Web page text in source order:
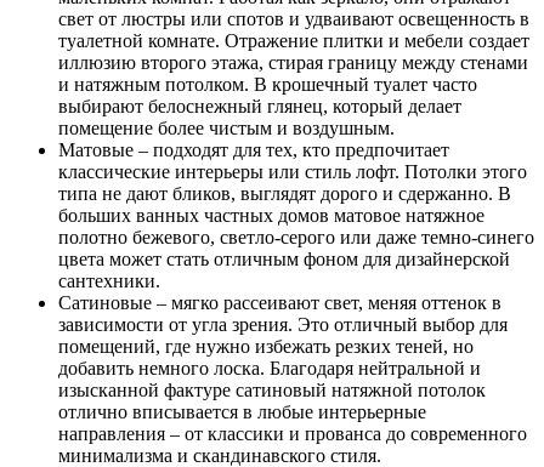
свет от люстры или спотов и удваивают освещенность в
туалетной комнате. Отражение плитки и мебели создает
иллюзию второго этажа, стирая границу между стенами
и натяжным потолком. В крошечный туалет часто
выбирают белоснежный глянец, который делает
помещение более чистым и воздушным.
Матовые – подходят для тех, кто предпочитает
классические интерьеры или стиль лофт. Потолки этого
типа не дают бликов, выглядят дорого и сдержанно. В
больших ванных частных домов матовое натяжное
полотно бежевого, светло-серого или даже темно-синего
цвета может стать отличным фоном для дизайнерской
сантехники.
Сатиновые – мягко рассеивают свет, меняя оттенок в
зависимости от угла зрения. Это отличный выбор для
помещений, где нужно избежать резких теней, но
добавить немного лоска. Благодаря нейтральной и
изысканной фактуре сатиновый натяжной потолок
отлично вписывается в любые интерьерные
направления – от классики и прованса до современного
минимализма и скандинавского стиля.